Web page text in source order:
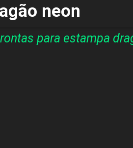
neon
para estampa